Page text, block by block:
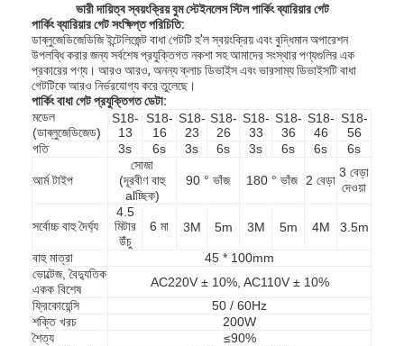
ভারী দায়িত্ব স্বয়ংক্রিয় বুম স্টেইনলেস স্টিল পার্কিং ব্যারিয়ার গেট
পার্কিং ব্যারিয়ার গেট সংক্ষিপ্ত পরিচিতি:
ডাব্লুজেডিজেডিজি ইন্টেলিজেন্ট বাধা গেটটি হ'ল স্বয়ংক্রিয় এবং বুদ্ধিমান অপারেশন
উপলব্ধি করার জন্য সর্বশেষ প্রযুক্তিগত নকশা সহ আমাদের সংস্থার পণ্যগুলির এক
প্রকারের পণ্য। আরও আরও, অনন্য ক্লাচ ডিভাইস এবং ভারসাম্য ডিভাইসটি বাধা
গেটটিকে আরও নির্ভরযোগ্য করে তুলেছে।
পার্কিং বাধা গেট প্রযুক্তিগত ডেটা:
মডেল
(ডাব্লুজেডিজেড)
S18-
13
S18-
16
S18-
23
S18-
26
S18-
33
S18-
36
S18-
46
S18-
56
গতি
3s 6s 3s 6s 3s 6s 6s 6s
আর্ম টাইপ
সোজা
(দূরবীণ বাহু
alচ্ছিক)
90 ° ভাঁজ 180 ° ভাঁজ 2 বেড়া
3 বেড়া
দেওয়া
সর্বোচ্চ বাহু দৈর্ঘ্য
4.5
মিটার
উঁচু
6 মা 3M 5m 3M 5m 4M 3.5m
বাহু মাত্রা
45 * 100mm
ভোল্টেজ, বৈদ্যুতিক
একক বিশেষ
AC220V ± 10%, AC110V ± 10%
ফ্রিকোয়েন্সি
50 / 60Hz
শক্তি খরচ
200W
শৈত্য
≤90%